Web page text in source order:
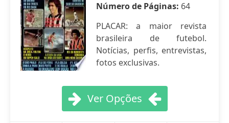
Número de Páginas: 64
PLACAR: a maior revista
brasileira de futebol.
Notícias, perfis, entrevistas,
fotos exclusivas.
Ver Opções